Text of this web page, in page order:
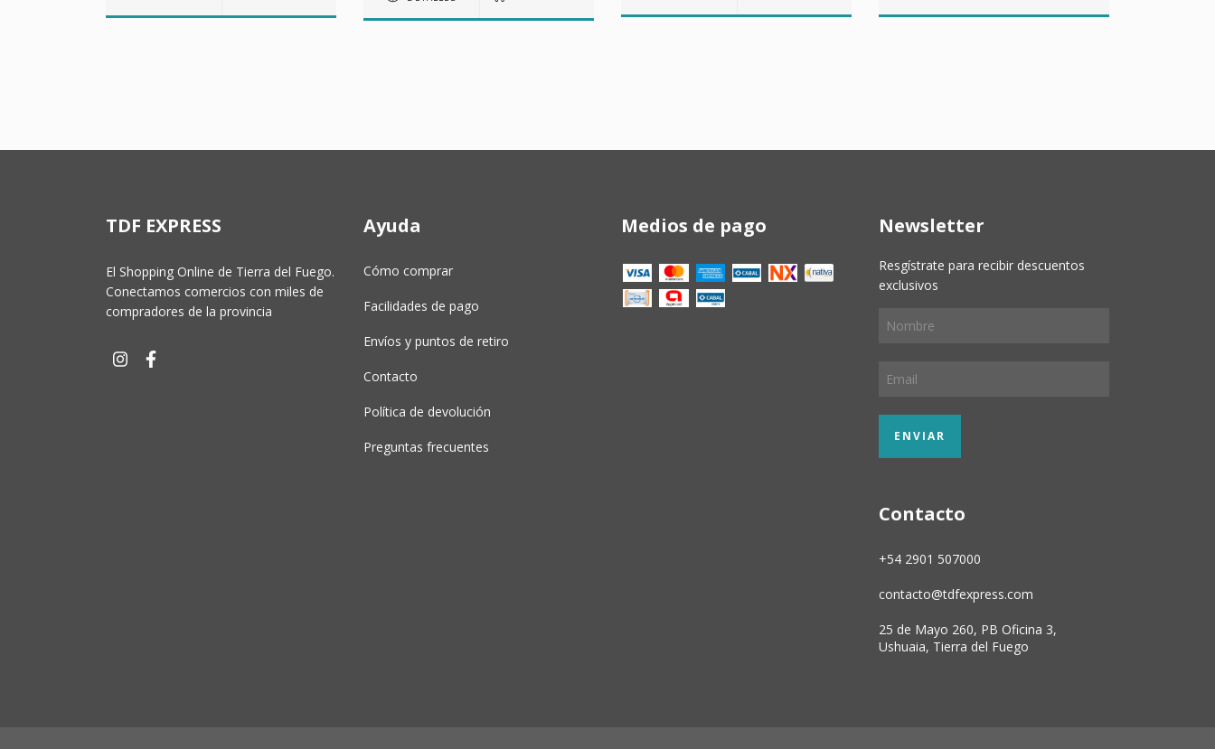
TDF EXPRESS
El Shopping Online de Tierra del Fuego.
Conectamos comercios con miles de
compradores de la provincia
Ayuda
Cómo comprar
Facilidades de pago
Envíos y puntos de retiro
Contacto
Política de devolución
Preguntas frecuentes
Medios de pago Newsletter
Resgístrate para recibir descuentos
exclusivos
Contacto
+54 2901 507000
contacto@tdfexpress.com
25 de Mayo 260, PB Oficina 3,
Ushuaia, Tierra del Fuego